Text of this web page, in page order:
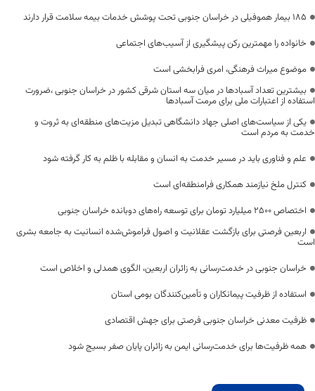
۱۸۵ بیمار هموفیلی در خراسان جنوبی تحت پوشش خدمات بیمه سلامت قرار دارند
خانواده را مهمترین رکن پیشگیری از آسیب‌های اجتماعی
موضوع میراث فرهنگی، امری فرابخشی است
بیشترین تعداد آسبادها در میان سه استان شرقی کشور در خراسان جنوبی ،ضرورت
استفاده از اعتبارات ملی برای مرمت آسبادها
یکی از سیاست‌های اصلی جهاد دانشگاهی تبدیل مزیت‌های منطقه‌ای به ثروت و
خدمت به مردم است
علم و فناوری باید در مسیر خدمت به انسان و مقابله با ظلم به کار گرفته شود
کنترل ملخ نیازمند همکاری فرامنطقه‌ای است
اختصاص 2500 میلیارد تومان برای توسعه راه‌های دوبانده خراسان جنوبی
اربعین فرصتی برای بازگشت عقلانیت و اصول فراموش‌شده انسانیت به جامعه بشری
است
خراسان جنوبی در خدمت‌رسانی به زائران اربعین، الگوی همدلی و اخلاص است
استفاده از ظرفیت پیمانکاران و تأمین‌کنندگان بومی استان
ظرفیت معدنی خراسان جنوبی فرصتی برای جهش اقتصادی
همه ظرفیت‌ها برای خدمت‌رسانی ایمن به زائران پایان صفر بسیج شود